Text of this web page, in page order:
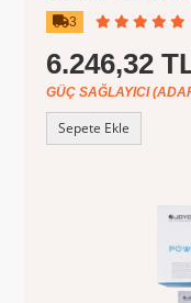
3
6.246,32
GÜÇ SAĞLAYICI
Sepete Ekle